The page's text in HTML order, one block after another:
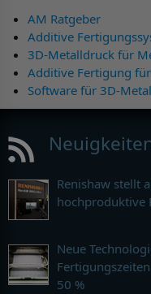
Sonderbeiträge ansehen
AM Ratgeber
Additive
3D-Metalldruck für
Additive Fertigung
Software für 3D-
Renishaw stellt
hochproduktive
Neue
50 %